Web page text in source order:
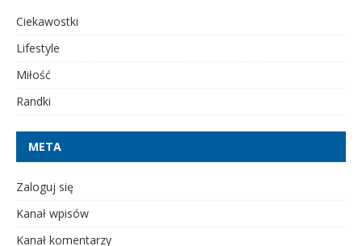
Ciekawostki
Lifestyle
Miłość
Randki
META
Zaloguj się
Kanał wpisów
Kanał komentarzy